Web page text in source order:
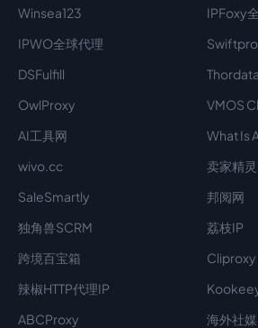
Winsea123
IPFoxy
IPWO全球代理
DSFulfill
OwlProxy
VMOS
AI工具网
What Is
wivo.cc
卖家精灵
SaleSmartly
邦阅网
独角兽SCRM
荔枝IP
跨境百宝箱
Cliproxy
辣椒HTTP代理IP
ABCProxy
海外社